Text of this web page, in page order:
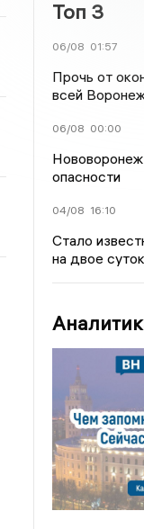
Топ 3
06/08 01:57
Прочь от
всей
06/08 00:00
опасности
04/08 16:10
Стало
на двое